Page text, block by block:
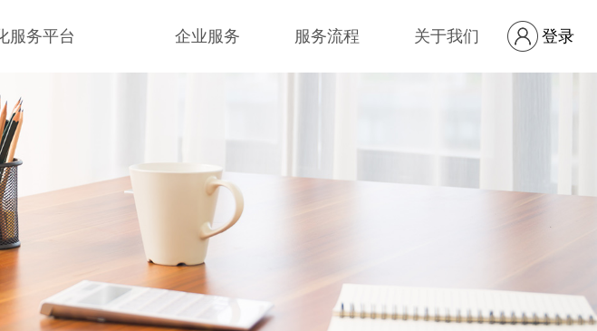
服务平台 企业服务 服务流程 关于我们 登录